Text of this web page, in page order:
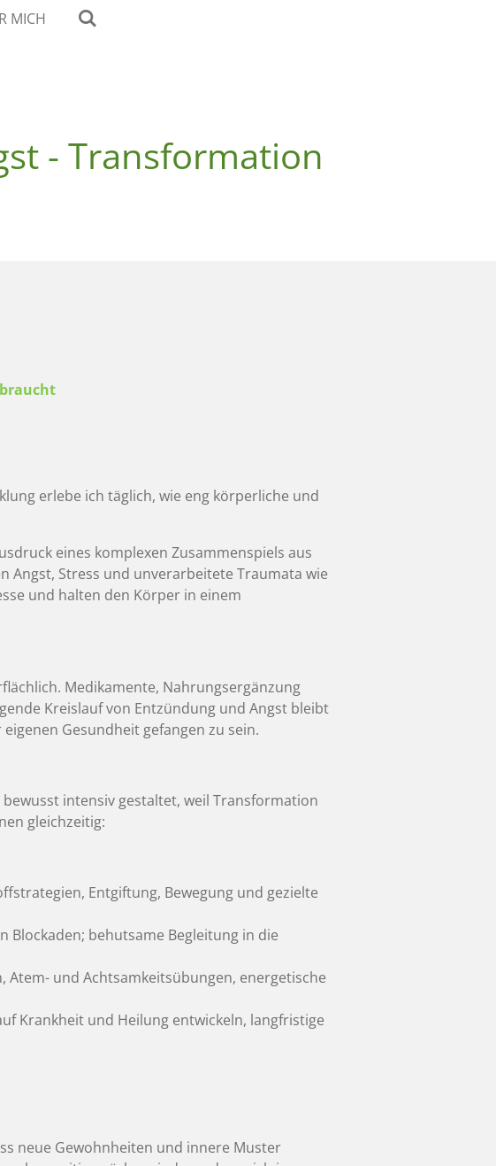
MICH
- Transformation
erlebe ich täglich, wie eng körperliche und
eines komplexen Zusammenspiels aus
Angst, Stress und unverarbeitete Traumata wie
und halten den Körper in einem
Medikamente, Nahrungsergänzung
Kreislauf von Entzündung und Angst bleibt
Gesundheit gefangen zu sein.
bewusst intensiv gestaltet, weil Transformation
gleichzeitig:
Entgiftung, Bewegung und gezielte
Blockaden; behutsame Begleitung in die
und Achtsamkeitsübungen, energetische
Krankheit und Heilung entwickeln, langfristige
neue Gewohnheiten und innere Muster